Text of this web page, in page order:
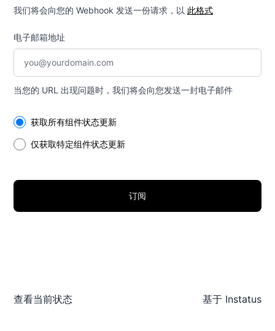
我们将会向您的 Webhook 发送一份请求，以 此格式
电子邮箱地址
当您的 URL 出现问题时，我们将会向您发送一封电子邮件
Select the components you want to receive updates for
获取所有组件状态更新
仅获取特定组件状态更新
订阅
查看当前状态 基于 Instatus